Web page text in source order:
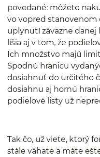
povedané: môžete
vo vopred stanovenom
uplynutí záväzne danej
líšia aj v tom, že
Ich množstvo majú
Spodnú hranicu
dosiahnuť do určitého
dosiahnu aj hornú
podielové listy už
Tak čo, už viete, ktorý
stále váhate a máte